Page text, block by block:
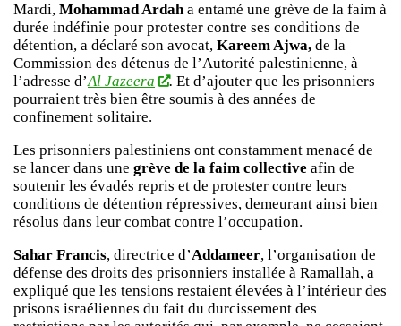
Mardi, Mohammad Ardaha entamé une grève de la faim à
durée indéfinie pour protester contre ses conditions de
détention, a déclaré son avocat, Kareem Ajwa, de la
Commission des détenus de l’Autorité palestinienne, à
l’adresse d’Al Jazeera . Et d’ajouter que les prisonniers
pourraient très bien être soumis à des années de
confinement solitaire.
Les prisonniers palestiniens ont constamment menacé de
se lancer dans une grève de la faim collective afin de
soutenir les évadés repris et de protester contre leurs
conditions de détention répressives, demeurant ainsi bien
résolus dans leur combat contre l’occupation.
Sahar Francis, directrice d’Addameer, l’organisation de
défense des droits des prisonniers installée à Ramallah, a
expliqué que les tensions restaient élevées à l’intérieur des
prisons israéliennes du fait du durcissement des